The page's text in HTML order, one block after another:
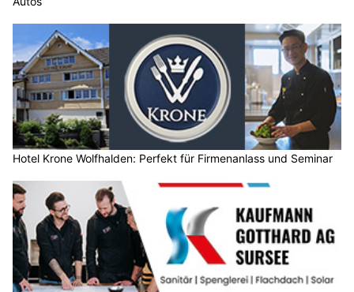
Hotel Krone Wolfhalden: Perfekt für Firmenanlass und Seminar